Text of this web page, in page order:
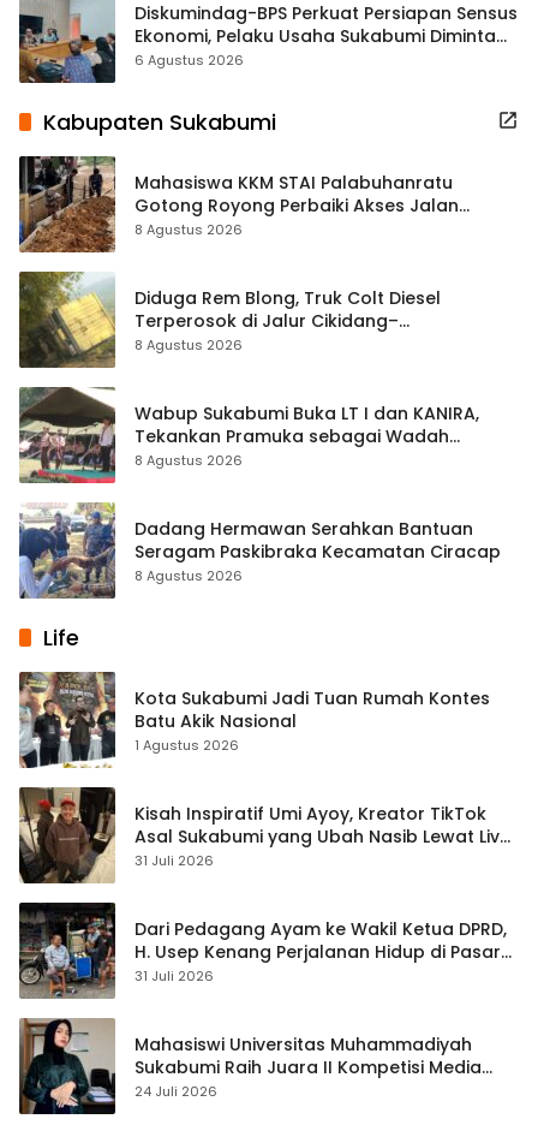
Diskumindag-BPS Perkuat Persiapan Sensus
Ekonomi, Pelaku Usaha Sukabumi Diminta
Terbuka Beri Data
6 Agustus 2026
Kabupaten Sukabumi
Mahasiswa KKM STAI Palabuhanratu
Gotong Royong Perbaiki Akses Jalan
Majelis Ta’lim di Sagaranten
8 Agustus 2026
Diduga Rem Blong, Truk Colt Diesel
Terperosok di Jalur Cikidang–
Palabuhanratu
8 Agustus 2026
Wabup Sukabumi Buka LT I dan KANIRA,
Tekankan Pramuka sebagai Wadah
Pembentukan Karakter
8 Agustus 2026
Dadang Hermawan Serahkan Bantuan
Seragam Paskibraka Kecamatan Ciracap
8 Agustus 2026
Life
Kota Sukabumi Jadi Tuan Rumah Kontes
Batu Akik Nasional
1 Agustus 2026
Kisah Inspiratif Umi Ayoy, Kreator TikTok
Asal Sukabumi yang Ubah Nasib Lewat Live
Streaming
31 Juli 2026
Dari Pedagang Ayam ke Wakil Ketua DPRD,
H. Usep Kenang Perjalanan Hidup di Pasar
Cisaat
31 Juli 2026
Mahasiswi Universitas Muhammadiyah
Sukabumi Raih Juara II Kompetisi Media
Pembelajaran Digital Tingkat Internasional
24 Juli 2026